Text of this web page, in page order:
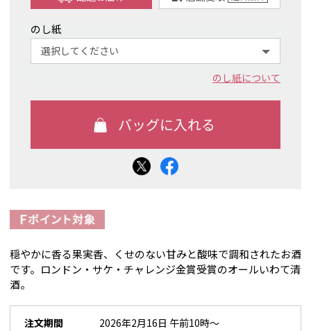
のし紙
のし紙について
穏やかに香る果実香、くせのない甘みと酸味で調和されたお酒
です。ロンドン・サケ・チャレンジ金賞受賞のオールいわて清
酒。
注文期間
2026年2月16日 午前10時～